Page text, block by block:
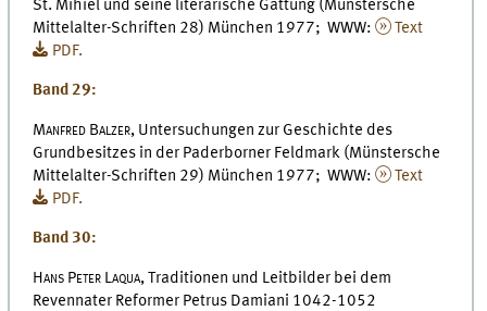
St. Mihiel und seine literarische Gattung (Münstersche
Mittelalter-Schriften 28) München 1977; WWW:
Text
PDF.
Band 29:
Manfred Balzer, Untersuchungen zur Geschichte des
Grundbesitzes in der Paderborner Feldmark (Münstersche
Mittelalter-Schriften 29) München 1977; WWW:
Text
PDF.
Band 30:
Hans Peter Laqua,Traditionen und Leitbilder bei dem
Revennater Reformer Petrus Damiani 1042-1052